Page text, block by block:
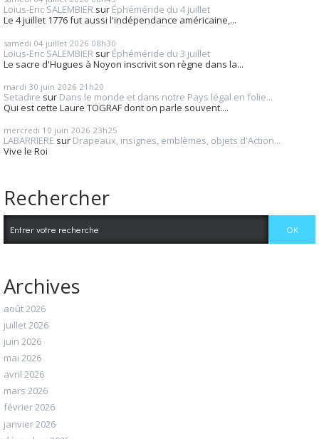
Loius-Eric SALEMBIER sur Éphéméride du 4 juillet
Le 4 juillet 1776 fut aussi l'indépendance américaine,...
samedi 04 juillet 2026 08h30
Loius-Eric SALEMBIER sur Éphéméride du 3 juillet
Le sacre d'Hugues à Noyon inscrivit son règne dans la...
mardi 30 juin 2026 21h20
Setadire sur Dans le monde et dans notre Pays légal en folie...
Qui est cette Laure TOGRAF dont on parle souvent....
mercredi 10 juin 2026 23h25
LABARRIERE sur Drapeaux, insignes, emblèmes, objets d'Action...
Vive le Roi
Rechercher
Archives
août 2026
juillet 2026
juin 2026
mai 2026
avril 2026
mars 2026
février 2026
janvier 2026